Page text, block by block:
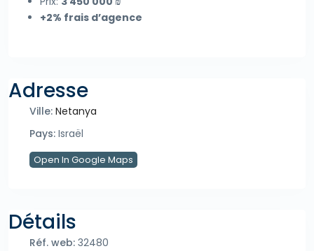
+2% frais d’agence
Adresse
Ville: Netanya
Pays: Israël
Open In Google Maps
Détails
Réf. web: 32480